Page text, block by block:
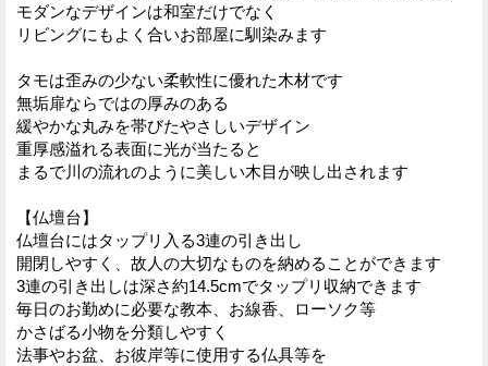
モダンなデザインは和室だけでなく
リビングにもよく合いお部屋に馴染みます
タモは歪みの少ない柔軟性に優れた木材です
無垢扉ならではの厚みのある
緩やかな丸みを帯びたやさしいデザイン
重厚感溢れる表面に光が当たると
まるで川の流れのように美しい木目が映し出されます
【仏壇台】
仏壇台にはタップリ入る3連の引き出し
開閉しやすく、故人の大切なものを納めることができます
3連の引き出しは深さ約14.5cmでタップリ収納できます
毎日のお勤めに必要な教本、お線香、ローソク等
かさばる小物を分類しやすく
法事やお盆、お彼岸等に使用する仏具等を